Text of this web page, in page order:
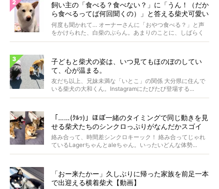
飼い主の「食べる？食べない？」に「うん！（だか
ら食べるってば何回聞くの）」と答える柴犬可愛い
【動画】
何度も聞かれて… オーナーさんに「おやつ食べる？」と声
をかけられた、白柴のぶらん。あまりのことに、しばらく
フリ...
子どもと柴犬の姿は、いつ見てもほのぼのしてい
て、心が温まる。
友だち以上、兄妹未満な「いとこ」の関係 大分県に住んで
いる柴犬の大和くん。Instagramにたびたび登場する...
「……(ｸﾙｯ)」ほぼ一緒のタイミングで同じ動きを見
せる柴犬たちのシンクロっぷりがなんだかスゴイ
絡み合って、時間差シンクロキーック！ 絡み合ってじゃれ
ているLagerちゃんとaleちゃん。いったいどんな体勢...
「おー来たかー」久しぶりに帰った家族を前足一本
で出迎える横着柴犬【動画】